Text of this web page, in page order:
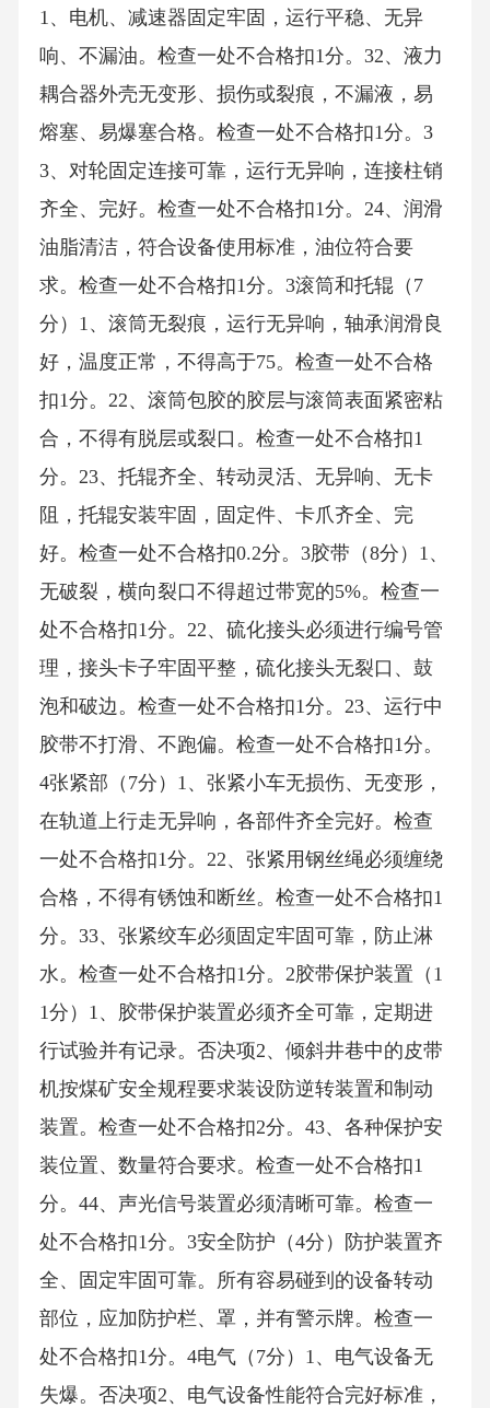
1、电机、减速器固定牢固，运行平稳、无异
响、不漏油。检查一处不合格扣1分。32、液力
耦合器外壳无变形、损伤或裂痕，不漏液，易
熔塞、易爆塞合格。检查一处不合格扣1分。3
3、对轮固定连接可靠，运行无异响，连接柱销
齐全、完好。检查一处不合格扣1分。24、润滑
油脂清洁，符合设备使用标准，油位符合要
求。检查一处不合格扣1分。3滚筒和托辊（7
分）1、滚筒无裂痕，运行无异响，轴承润滑良
好，温度正常，不得高于75。检查一处不合格
扣1分。22、滚筒包胶的胶层与滚筒表面紧密粘
合，不得有脱层或裂口。检查一处不合格扣1
分。23、托辊齐全、转动灵活、无异响、无卡
阻，托辊安装牢固，固定件、卡爪齐全、完
好。检查一处不合格扣0.2分。3胶带（8分）1、
无破裂，横向裂口不得超过带宽的5%。检查一
处不合格扣1分。22、硫化接头必须进行编号管
理，接头卡子牢固平整，硫化接头无裂口、鼓
泡和破边。检查一处不合格扣1分。23、运行中
胶带不打滑、不跑偏。检查一处不合格扣1分。
4张紧部（7分）1、张紧小车无损伤、无变形，
在轨道上行走无异响，各部件齐全完好。检查
一处不合格扣1分。22、张紧用钢丝绳必须缠绕
合格，不得有锈蚀和断丝。检查一处不合格扣1
分。33、张紧绞车必须固定牢固可靠，防止淋
水。检查一处不合格扣1分。2胶带保护装置（1
1分）1、胶带保护装置必须齐全可靠，定期进
行试验并有记录。否决项2、倾斜井巷中的皮带
机按煤矿安全规程要求装设防逆转装置和制动
装置。检查一处不合格扣2分。43、各种保护安
装位置、数量符合要求。检查一处不合格扣1
分。44、声光信号装置必须清晰可靠。检查一
处不合格扣1分。3安全防护（4分）防护装置齐
全、固定牢固可靠。所有容易碰到的设备转动
部位，应加防护栏、罩，并有警示牌。检查一
处不合格扣1分。4电气（7分）1、电气设备无
失爆。否决项2、电气设备性能符合完好标准，